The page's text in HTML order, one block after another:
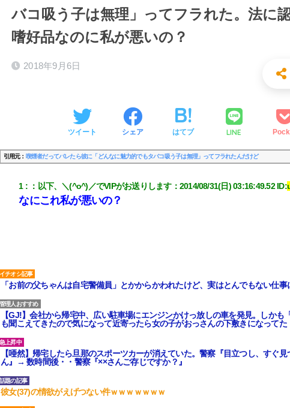
バコ吸う子は無理」ってフラれた。法に
嗜好品なのに私が悪いの？
2018年9月6日
ツイート シェア はてブ LINE
引用元： 喫煙者だってバレたら彼に「どんなに魅力的でもタバコ吸う子は無理」ってフラれたんだけど
1 ： 以下、＼(^o^)／でVIPがお送りします： 2014/08/31(日) 03:16:49.52 ID:
なにこれ私が悪いの？
「お前の父ちゃんは自宅警備員」とかからかわれたけど、実はとんでもない仕事
【GJ!】会社から帰宅中、広い駐車場にエンジンかけっ放しの車を発見。しかも
も聞こえてきたので気になって近寄ったら女の子がおっさんの下敷きになってた
【唖然】帰宅したら旦那のスポーツカーが消えていた。警察『目立つし、すぐ
ん』→ 数時間後・・警察『××さんご存じですか？』
彼女(37)の情欲がえげつない件ｗｗｗｗｗｗｗ